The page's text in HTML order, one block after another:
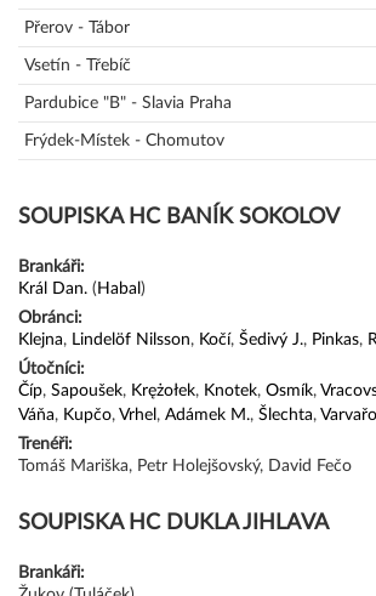
Přerov - Tábor
Vsetín - Třebíč
Pardubice "B" - Slavia Praha
Frýdek-Místek - Chomutov
SOUPISKA HC BANÍK SOKOLOV
Brankáři:
Král Dan. ( Habal )
Obránci:
Klejna, Lindelöf Nilsson, Kočí, Šedivý J., Pinkas,
Útočníci:
Číp, Sapoušek, Krężołek, Knotek, Osmík,
Váňa, Kupčo, Vrhel , Adámek M., Šlechta,
Trenéři:
Tomáš Mariška, Petr Holejšovský, David Fečo
SOUPISKA HC DUKLA JIHLAVA
Brankáři: